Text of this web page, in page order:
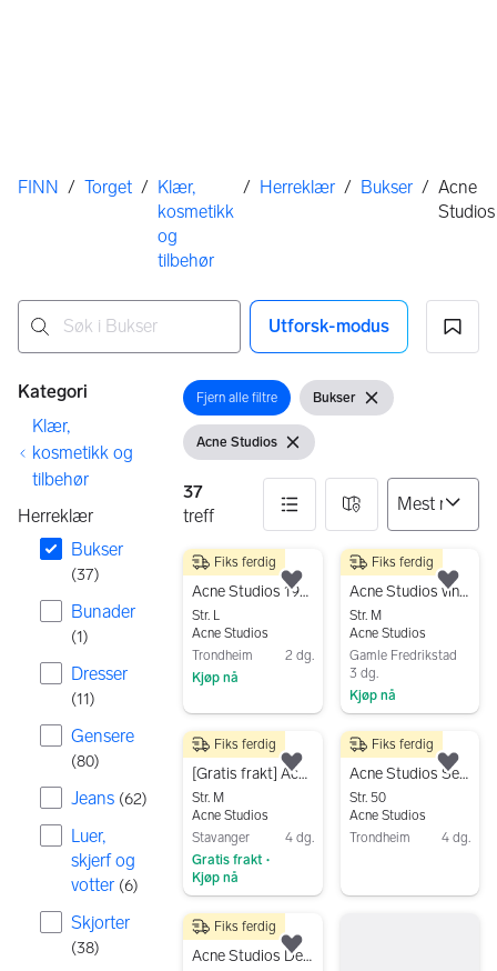
Her er du
FINN / Torget / Klær,
kosmetikk
og
tilbehør
/ Herreklær / Bukser / Acne
Studios
Utforsk-modus
Filtre
Kategori
Klær,
kosmetikk og
tilbehør
Herreklær
Bukser
(37)
Bunader
(1)
Dresser
(11)
Gensere
(80)
Jeans (62)
Luer,
skjerf og
votter (6)
Skjorter
(38)
Åpne filter
Fjern alle filtre Vis filter
Bukser Fjern filter
Vis filter
Acne Studios Fjern filter
37
treff
37 resultater
3 200 kr
Acne Studios 1981M Indigo Blue
Str. L
Acne Studios
Trondheim
2 dg.
Kjøp nå
Fiks ferdig
Legg til som favoritt.
Gå til annonsen
599 kr
Acne Studios vintage polyester bukse
Str. M
Acne Studios
Gamle Fredrikstad
3 dg.
Kjøp nå
Fiks ferdig
470 kr
[Gratis frakt] Acne Studios shorts, 31/34
Str. M
Acne Studios
Stavanger
4 dg.
Gratis frakt •
Kjøp nå
Fiks ferdig
Legg til som favoritt.
200 kr
Acne Studios Seymour Satin shorts herre str 50 grønn bomull
Str. 50
Acne Studios
Trondheim
4 dg.
Fiks ferdig
2 195 kr
Acne Studios Denim Kargobukse
Fiks ferdig
Legg til som favoritt.